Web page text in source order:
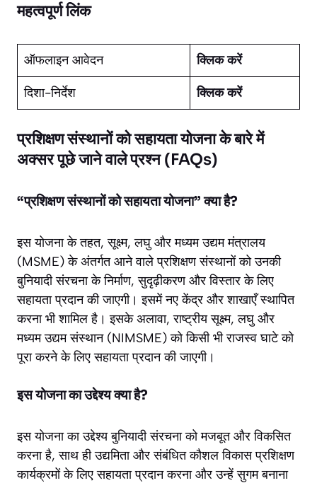
महत्वपूर्ण लिंक
ऑफलाइन आवेदन क्लिक करें
दिशा-निर्देश क्लिक करें
प्रशिक्षण संस्थानों को सहायता योजना के बारे में
अक्सर पूछे जाने वाले प्रश्न (FAQs)
“प्रशिक्षण संस्थानों को सहायता योजना” क्या है?
इस योजना के तहत, सूक्ष्म, लघु और मध्यम उद्यम मंत्रालय
(MSME) के अंतर्गत आने वाले प्रशिक्षण संस्थानों को उनकी
बुनियादी संरचना के निर्माण, सुदृढ़ीकरण और विस्तार के लिए
सहायता प्रदान की जाएगी। इसमें नए केंद्र और शाखाएँ स्थापित
करना भी शामिल है। इसके अलावा, राष्ट्रीय सूक्ष्म, लघु और
मध्यम उद्यम संस्थान (NIMSME) को किसी भी राजस्व घाटे को
पूरा करने के लिए सहायता प्रदान की जाएगी।
इस योजना का उद्देश्य क्या है?
इस योजना का उद्देश्य बुनियादी संरचना को मजबूत और विकसित
करना है, साथ ही उद्यमिता और संबंधित कौशल विकास प्रशिक्षण
कार्यक्रमों के लिए सहायता प्रदान करना और उन्हें सुगम बनाना